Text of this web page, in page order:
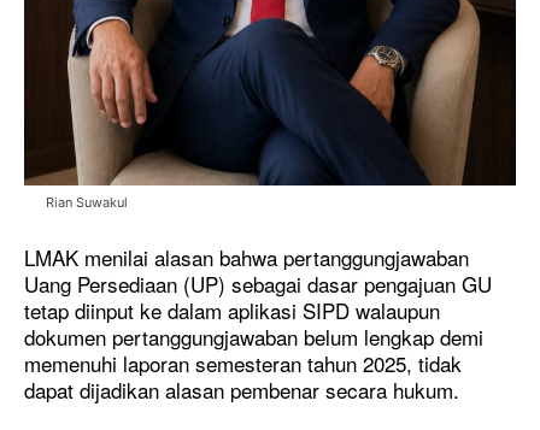
Rian Suwakul
LMAK menilai alasan bahwa pertanggungjawaban
Uang Persediaan (UP) sebagai dasar pengajuan GU
tetap diinput ke dalam aplikasi SIPD walaupun
dokumen pertanggungjawaban belum lengkap demi
memenuhi laporan semesteran tahun 2025, tidak
dapat dijadikan alasan pembenar secara hukum.